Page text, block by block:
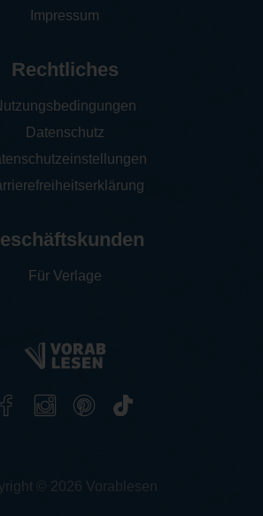
Impressum
Rechtliches
Datenschutz
Für Verlage
© 2026 Vorablesen